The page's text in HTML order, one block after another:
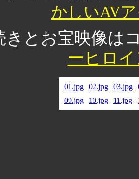
かしいAV
きとお宝映像は
ーヒロ
01.jpg 02.jpg 03.jpg
09.jpg
10.jpg 11.jpg